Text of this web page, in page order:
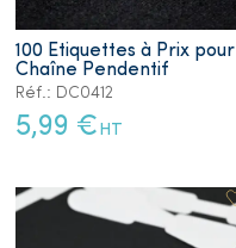
100 Etiquettes à Prix pour
Chaîne Pendentif
Réf.: DC0412
5,99 € HT